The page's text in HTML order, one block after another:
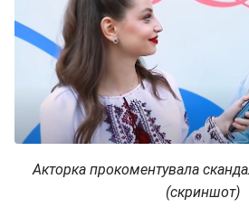
Акторка прокоментувала
(скриншот)